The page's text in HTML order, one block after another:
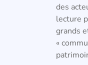
des
lecture
grands
«